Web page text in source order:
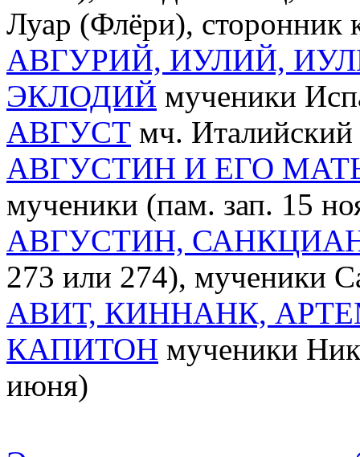
Луар (Флёри),
АВГУРИЙ, ИУЛИЙ,
ЭКЛОДИЙ мученики
АВГУСТ мч. Италийский
АВГУСТИН И ЕГО
мученики (пам. зап. 15
АВГУСТИН,
273 или 274), мученики
АВИТ, КИННАНК,
КАПИТОН мученики
июня)